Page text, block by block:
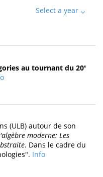
Select a year
au tournant du 20e
(ULB) autour de son
moderne: Les
. Dans le cadre du
Info